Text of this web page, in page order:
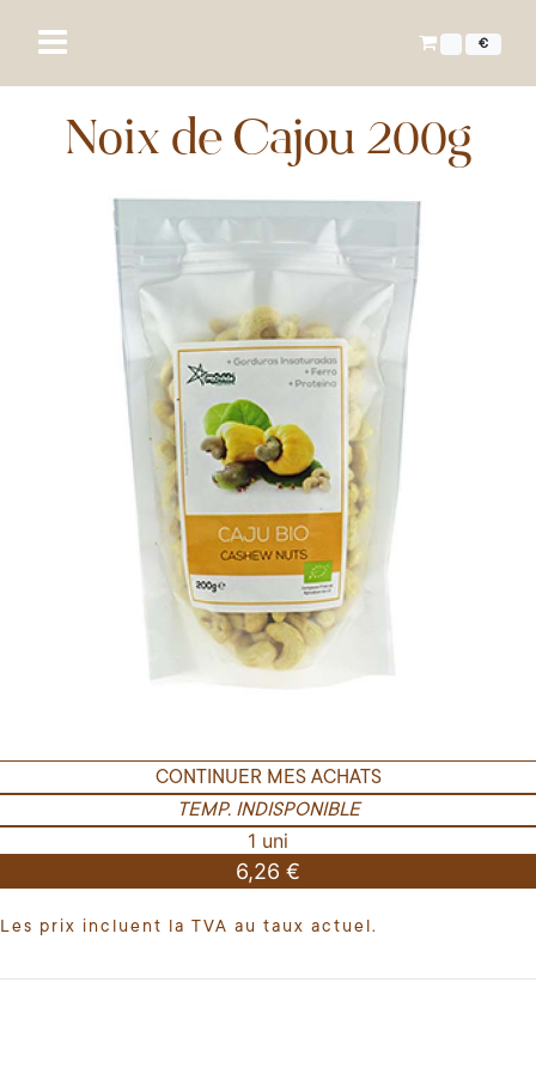
€
Noix de Cajou 200g
CONTINUER MES ACHATS
TEMP. INDISPONIBLE
1 uni
6,26 €
Les prix incluent la TVA au taux actuel.